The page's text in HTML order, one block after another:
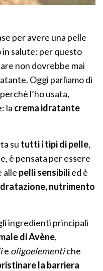
per avere una pelle
salute: per questo
non dovrebbe mai
Oggi parliamo di
l’ho usata,
la crema idratante
su tutti i tipi di pelle,
è pensata per essere
alle pelli sensibilied è
nutrimento
ingredienti principali
di Avène,
e oligoelementiche
la barriera